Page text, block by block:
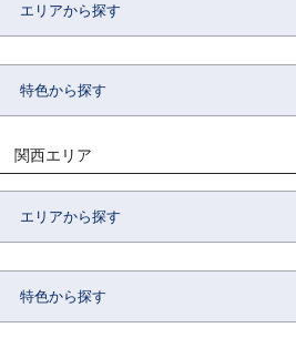
エリアから探す
特色から探す
関西エリア
エリアから探す
特色から探す